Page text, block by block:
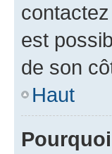
est
de son
Haut